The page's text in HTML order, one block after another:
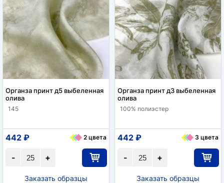
Органза принт д5 выбеленная
олива
145
+
-
442 ₽ 2 цвета
Заказать образцы
Органза принт д3 выбеленная
олива
100% полиэстер
+
-
442 ₽ 3 цвета
Заказать образцы